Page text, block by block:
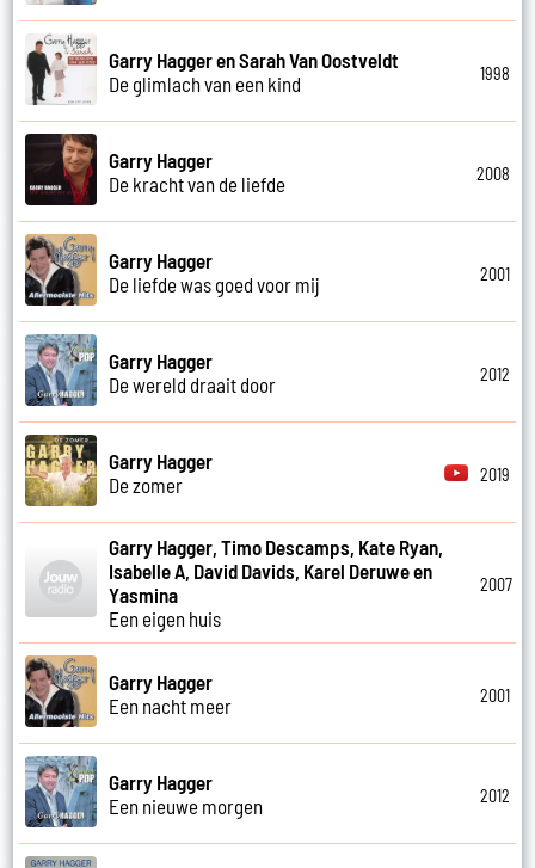
Garry Hagger en Sarah Van Oostveldt
De glimlach van een kind
1998
Garry Hagger
De kracht van de liefde
2008
Garry Hagger
De liefde was goed voor mij
2001
Garry Hagger
De wereld draait door
2012
Garry Hagger
De zomer
2019
Garry Hagger, Timo Descamps, Kate Ryan,
Isabelle A, David Davids, Karel Deruwe en
Yasmina
Een eigen huis
2007
Garry Hagger
Een nacht meer
2001
Garry Hagger
Een nieuwe morgen
2012